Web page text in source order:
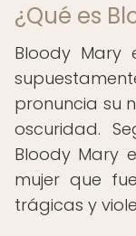
¿Qué es
Bloody Mary
pronuncia su
oscuridad.
Bloody Mary
mujer que
trágicas y